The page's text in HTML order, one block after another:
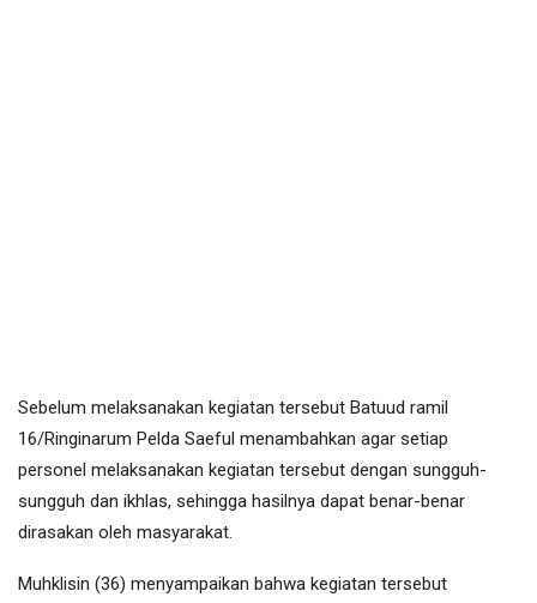
Sebelum melaksanakan kegiatan tersebut Batuud ramil
16/Ringinarum Pelda Saeful menambahkan agar setiap
personel melaksanakan kegiatan tersebut dengan sungguh-
sungguh dan ikhlas, sehingga hasilnya dapat benar-benar
dirasakan oleh masyarakat.
Muhklisin (36) menyampaikan bahwa kegiatan tersebut